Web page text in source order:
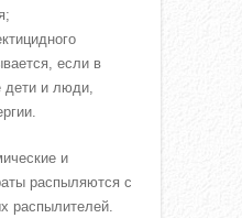
если в
дети и люди,
и
распыляются с
распылителей.